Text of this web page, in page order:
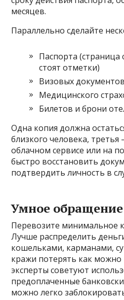
месяцев.
Параллельно сделайте
Паспорта (страница
стоят отметки)
Визовых
Медицинского
Билетов и брони
Одна копия должна
близкого человека,
облачном сервисе или на
быстро восстановить
подтвердить личность в
Умное
Перевозите минимальное
Лучше распределить
кошельками, карманами,
кражи потерять как
эксперты советуют
предоплаченные
можно легко